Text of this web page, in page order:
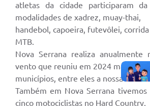
atletas da cidade participaram
modalidades de xadrez, muay-thai,
handebol, capoeira, futevôlei,
MTB.
Nova Serrana realiza anualmente
vento que reuniu em 2024 mais de
municípios, entre eles a nossa cidade.
Também em Nova Serrana tivemos
cinco motociclistas no Hard Country,